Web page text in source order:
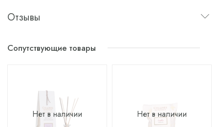
Отзывы
Сопутствующие товары
Нет в наличии Нет в наличии